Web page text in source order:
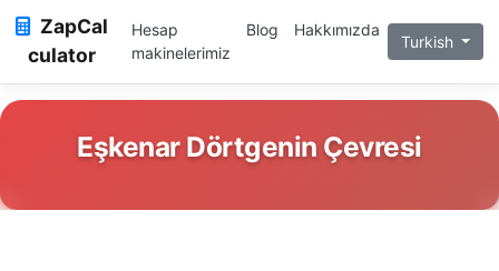
ZapCal
culator
Hesap
makinelerimiz
Blog Hakkımızda
Turkish
Eşkenar Dörtgenin Çevresi